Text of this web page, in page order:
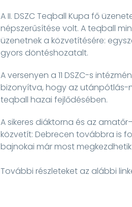
A II. DSZC Teqball Kupa fő
népszerűsítése volt. A teqball
üzenetnek a közvetítésére:
gyors döntéshozatalt.
A versenyen a 11 DSZC-s
bizonyítva, hogy az utánpótlás-
teqball hazai fejlődésében.
A sikeres diáktorna és az
közvetít: Debrecen továbbra is
bajnokai már most
További részleteket az alábbi